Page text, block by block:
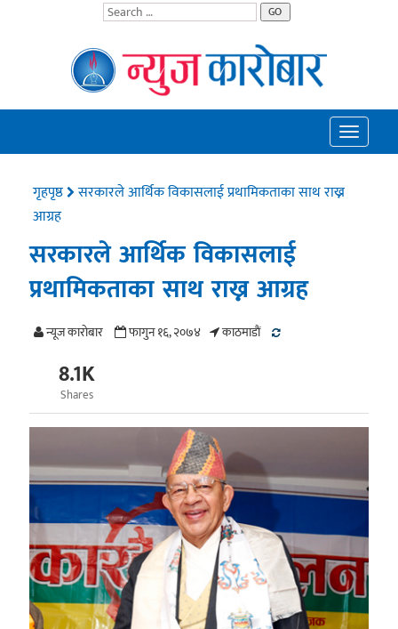
GO
Toggle
गृहपृष्ठ
सरकारले आर्थिक विकासलाई प्रथामिकताका साथ राख्न
आग्रह
सरकारले आर्थिक विकासलाई
प्रथामिकताका साथ राख्न आग्रह
न्यूज काराेबार फागुन १६, २०७४ काठमाडाैं
8.1K
Shares